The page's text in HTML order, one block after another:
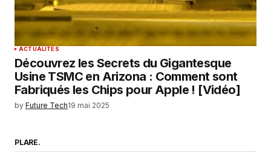
ACTUALITÉS
Découvrez les Secrets du Gigantesque
Usine TSMC en Arizona : Comment sont
Fabriqués les Chips pour Apple ! [Vidéo]
by Future Tech19 mai 2025
PLARE.